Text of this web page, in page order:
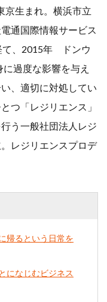
生まれ。横浜市立
通国際情報サービス
て、2015年 ドンウ
過度な影響を与え
、適切に対処してい
つ「レジリエンス」
う一般社団法人レジ
レジリエンスプロデ
帰るという日常を
になじむビジネス
事例
代